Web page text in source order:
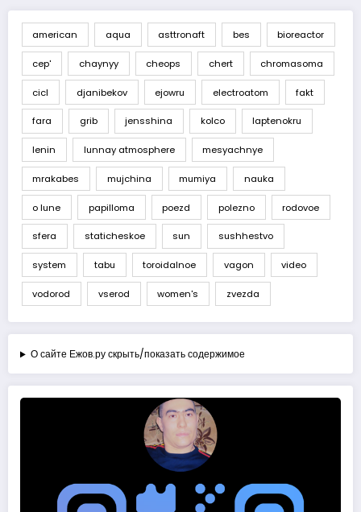
american aqua asttronaft bes bioreactor
cep' chaynyy cheops chert chromasoma
cicl djanibekov ejowru electroatom fakt
fara grib jensshina kolco laptenokru
lenin lunnay atmosphere mesyachnye
mrakabes mujchina mumiya nauka
o lune papilloma poezd polezno rodovoe
sfera staticheskoe sun sushhestvo
system tabu toroidalnoe vagon video
vodorod vserod women's zvezda
О сайте Ежов.ру скрыть/показать содержимое